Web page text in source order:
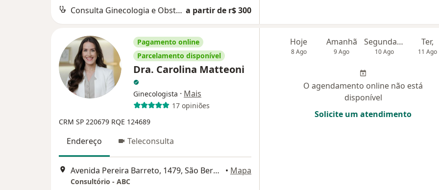
Consulta Ginecologia e Obstetrícia a partir de r$ 300
Pagamento online
Parcelamento disponível
Dra. Carolina Matteoni
Ginecologista · Mais
17 opiniões
CRM SP 220679 RQE 124689
Endereço Teleconsulta
Avenida Pereira Barreto, 1479, São Bernardo do Campo • Mapa
Consultório - ABC
Hoje
8 Ago
Amanhã
9 Ago
Segunda-feira
10 Ago
Ter,
11 Ago
O agendamento online não está
disponível
Solicite um atendimento